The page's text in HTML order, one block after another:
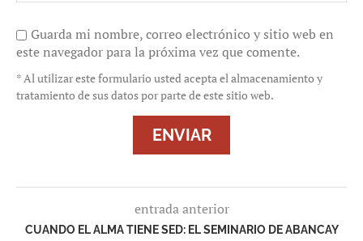
Guarda mi nombre, correo electrónico y sitio web en
este navegador para la próxima vez que comente.
* Al utilizar este formulario usted acepta el almacenamiento y
tratamiento de sus datos por parte de este sitio web.
entrada anterior
CUANDO EL ALMA TIENE SED: EL SEMINARIO DE ABANCAY